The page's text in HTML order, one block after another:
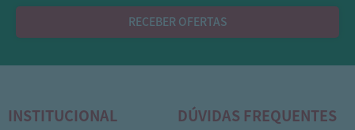
RECEBER OFERTAS
INSTITUCIONAL DÚVIDAS FREQUENTES